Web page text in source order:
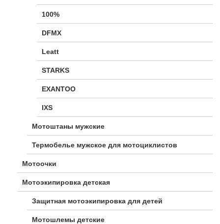
100%
DFMX
Leatt
STARKS
EXANTOO
IXS
Мотоштаны мужские
Термобелье мужское для мотоциклистов
Мотоочки
Мотоэкипировка детская
Защитная мотоэкипировка для детей
Мотошлемы детские